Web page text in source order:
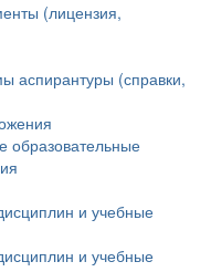
(лицензия,
аспирантуры (справки,
образовательные
и учебные
и учебные